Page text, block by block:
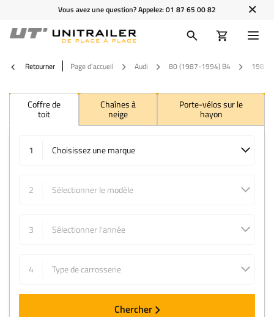
Vous avez une question? Appelez:01 87 65 00 82
Retourner Page d'accueil Audi 80 (1987-1994) B4 1988
Coffre de
toit
Chaînes à
neige
Porte-vélos sur le
hayon
1 Choisissez une marque
2 Sélectionner le modèle
3 Sélectionner l'année
4 Type de carrosserie
Chercher